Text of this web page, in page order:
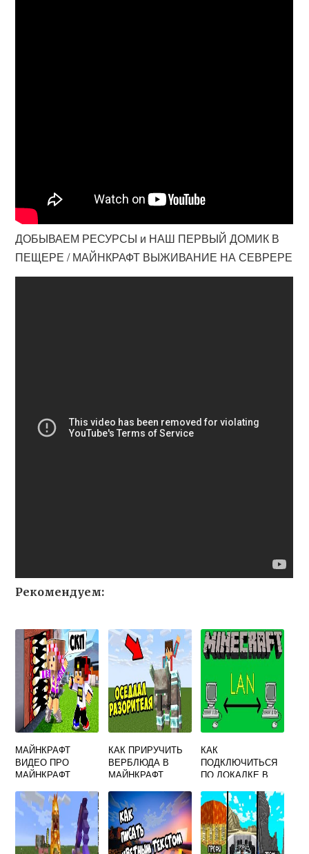
ДОБЫВАЕМ РЕСУРСЫ и НАШ ПЕРВЫЙ ДОМИК В
ПЕЩЕРЕ / МАЙНКРАФТ ВЫЖИВАНИЕ НА СЕВРЕРЕ
Рекомендуем:
МАЙНКРАФТ
ВИДЕО ПРО
МАЙНКРАФТ
КАК ПРИРУЧИТЬ
ВЕРБЛЮДА В
МАЙНКРАФТ
КАК
ПОДКЛЮЧИТЬСЯ
ПО ЛОКАЛКЕ В